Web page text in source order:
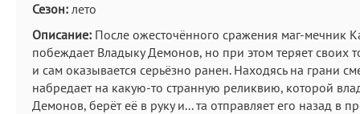
Сезон: лето
Описание: После ожесточённого сражения маг-мечник
побеждает Владыку Демонов, но при этом теряет своих
и сам оказывается серьёзно ранен. Находясь на грани
набредает на какую-то странную реликвию, которой
Демонов, берёт её в руку и... та отправляет его назад в